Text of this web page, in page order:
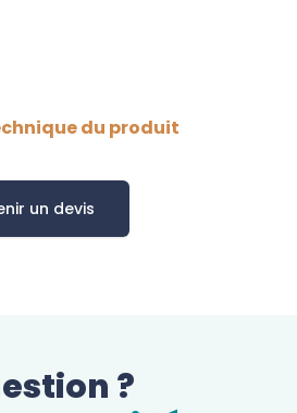
du produit
un devis
?